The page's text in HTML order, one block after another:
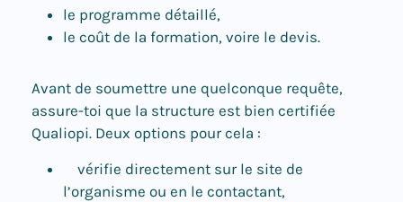
le programme détaillé,
le coût de la formation, voire le devis.
Avant de soumettre une quelconque requête,
assure-toi que la structure est bien certifiée
Qualiopi. Deux options pour cela :
vérifie directement sur le site de
l’organisme ou en le contactant,